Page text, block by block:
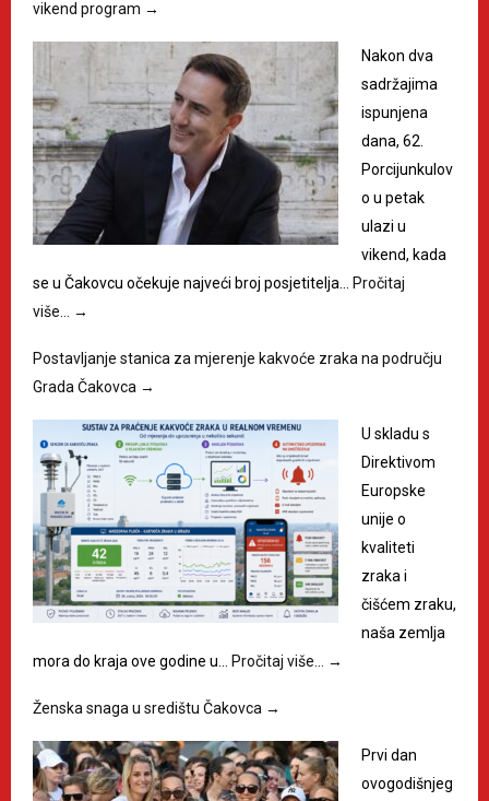
vikend program →
Nakon dva
sadržajima
ispunjena
dana, 62.
Porcijunkulov
o u petak
ulazi u
vikend, kada
se u Čakovcu očekuje najveći broj posjetitelja…
Pročitaj
više…
→
Postavljanje stanica za mjerenje kakvoće zraka na području
Grada Čakovca →
U skladu s
Direktivom
Europske
unije o
kvaliteti
zraka i
čišćem zraku,
naša zemlja
mora do kraja ove godine u…
Pročitaj više… →
Ženska snaga u središtu Čakovca →
Prvi dan
ovogodišnjeg